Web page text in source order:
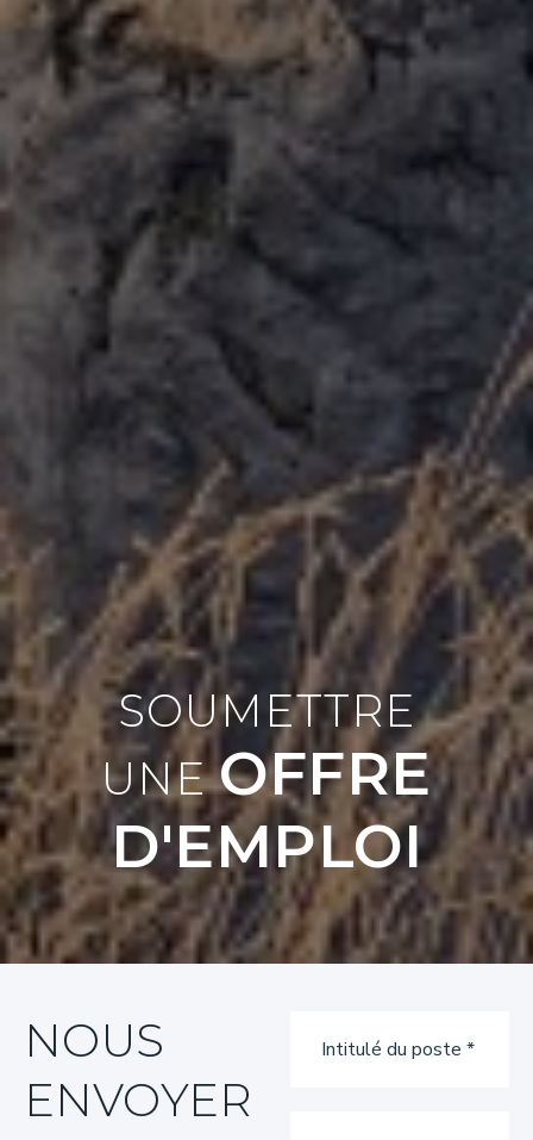
SOUMETTRE
UNEOFFRE
D'EMPLOI
NOUS
ENVOYER